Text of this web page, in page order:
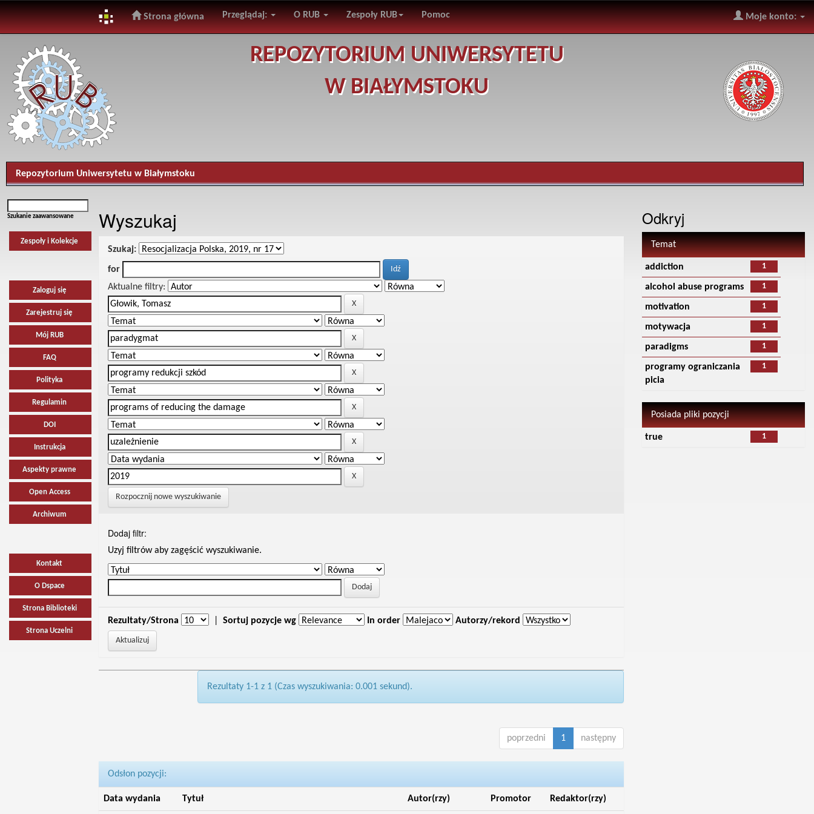
navigation
Strona główna Przeglądaj: O RUB Zespoły RUB Pomoc Moje konto:
REPOZYTORIUM UNIWERSYTETU
W BIAŁYMSTOKU
Repozytorium Uniwersytetu w Białymstoku
Szukanie zaawansowane
Zespoły i Kolekcje
Zaloguj się
Zarejestruj się
Mój RUB
FAQ
Polityka
Regulamin
DOI
Instrukcja
Aspekty prawne
Open Access
Archiwum
Kontakt
O Dspace
Strona Biblioteki
Strona Uczelni
Wyszukaj
Szukaj:
for
Aktualne filtry:
Rozpocznij nowe wyszukiwanie
Dodaj filtr:
Uzyj filtrów aby zagęścić wyszukiwanie.
Rezultaty/Strona Sortuj pozycje wg In order Autorzy/rekord
Rezultaty 1-1 z 1 (Czas wyszukiwania: 0.001 sekund).
poprzedni 1 następny
Odsłon pozycji:
Data wydania Tytuł Autor(rzy) Promotor Redaktor(rzy)
Odkryj
Temat
1
addiction
1
alcohol abuse programs
1
motivation
1
motywacja
1
paradigms
1
programy ograniczania
picia
Posiada pliki pozycji
1
true